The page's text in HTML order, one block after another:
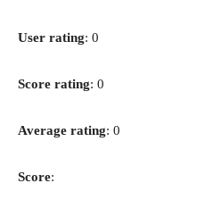
User rating: 0
Score rating: 0
Average rating: 0
Score: